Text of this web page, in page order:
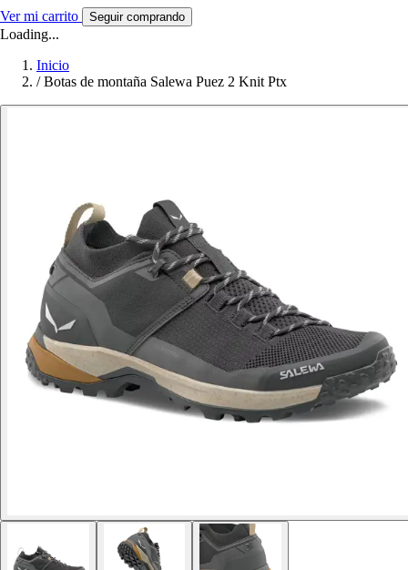
Ver mi carrito Seguir comprando
Loading...
Inicio
/ Botas de montaña Salewa Puez 2 Knit Ptx